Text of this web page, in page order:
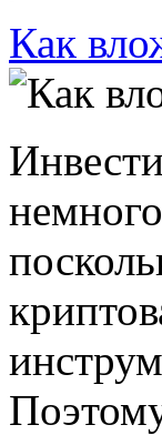
Как